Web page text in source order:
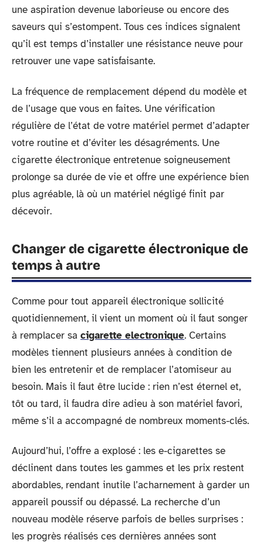
une aspiration devenue laborieuse ou encore des
saveurs qui s’estompent. Tous ces indices signalent
qu’il est temps d’installer une résistance neuve pour
retrouver une vape satisfaisante.
La fréquence de remplacement dépend du modèle et
de l’usage que vous en faites. Une vérification
régulière de l’état de votre matériel permet d’adapter
votre routine et d’éviter les désagréments. Une
cigarette électronique entretenue soigneusement
prolonge sa durée de vie et offre une expérience bien
plus agréable, là où un matériel négligé finit par
décevoir.
Changer de cigarette électronique de
temps à autre
Comme pour tout appareil électronique sollicité
quotidiennement, il vient un moment où il faut songer
à remplacer sa cigarette electronique. Certains
modèles tiennent plusieurs années à condition de
bien les entretenir et de remplacer l’atomiseur au
besoin. Mais il faut être lucide : rien n’est éternel et,
tôt ou tard, il faudra dire adieu à son matériel favori,
même s’il a accompagné de nombreux moments-clés.
Aujourd’hui, l’offre a explosé : les e-cigarettes se
déclinent dans toutes les gammes et les prix restent
abordables, rendant inutile l’acharnement à garder un
appareil poussif ou dépassé. La recherche d’un
nouveau modèle réserve parfois de belles surprises :
les progrès réalisés ces dernières années sont